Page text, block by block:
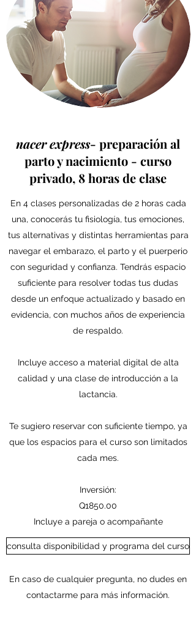
nacer express- preparación al
parto y nacimiento - curso
privado, 8 horas de clase
En 4 clases personalizadas de 2 horas cada
una, conocerás tu fisiología, tus emociones,
tus alternativas y distintas herramientas para
navegar el embarazo, el parto y el puerperio
con seguridad y confianza. Tendrás espacio
suficiente para resolver todas tus dudas
desde un enfoque actualizado y basado en
evidencia, con muchos años de experiencia
de respaldo.
Incluye acceso a material digital de alta
calidad y una clase de introducción a la
lactancia.
Te sugiero reservar con suficiente tiempo, ya
que los espacios para el curso son limitados
cada mes.
Inversión:
Q1850.00
Incluye a pareja o acompañante
consulta disponibilidad y programa del curso
En caso de cualquier pregunta, no dudes en
contactarme para más información.